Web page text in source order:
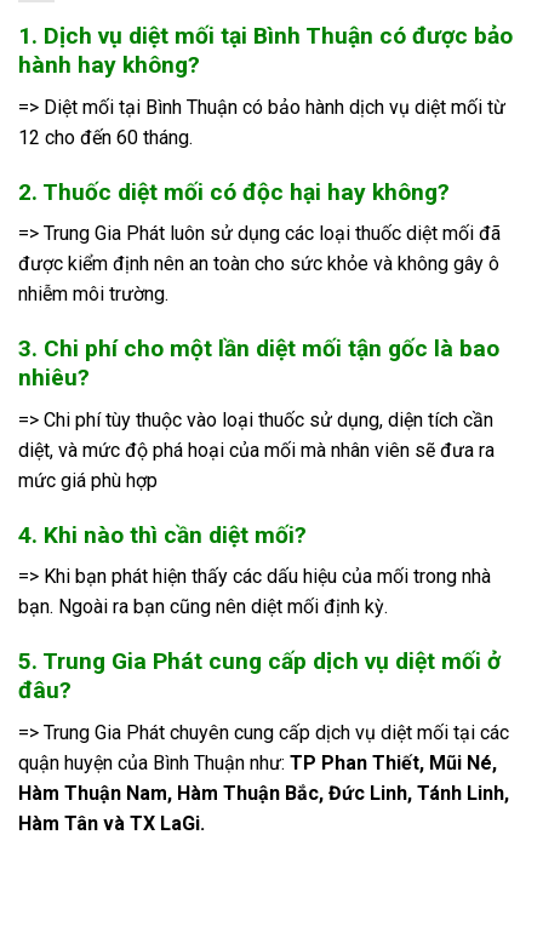
1. Dịch vụ diệt mối tại Bình Thuận có được bảo
hành hay không?
=> Diệt mối tại Bình Thuận có bảo hành dịch vụ diệt mối từ
12 cho đến 60 tháng.
2. Thuốc diệt mối có độc hại hay không?
=> Trung Gia Phát luôn sử dụng các loại thuốc diệt mối đã
được kiểm định nên an toàn cho sức khỏe và không gây ô
nhiễm môi trường.
3. Chi phí cho một lần diệt mối tận gốc là bao
nhiêu?
=> Chi phí tùy thuộc vào loại thuốc sử dụng, diện tích cần
diệt, và mức độ phá hoại của mối mà nhân viên sẽ đưa ra
mức giá phù hợp
4. Khi nào thì cần diệt mối?
=> Khi bạn phát hiện thấy các dấu hiệu của mối trong nhà
bạn. Ngoài ra bạn cũng nên diệt mối định kỳ.
5. Trung Gia Phát cung cấp dịch vụ diệt mối ở
đâu?
=> Trung Gia Phát chuyên cung cấp dịch vụ diệt mối tại các
quận huyện của Bình Thuận như: TP Phan Thiết, Mũi Né,
Hàm Thuận Nam, Hàm Thuận Bắc, Đức Linh, Tánh Linh,
Hàm Tân và TX LaGi.